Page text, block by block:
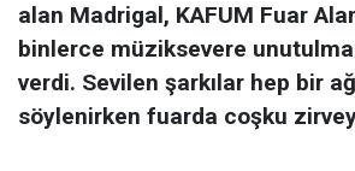
alan Madrigal, KAFUM Fuar
binlerce müziksevere
verdi. Sevilen şarkılar hep bir
söylenirken fuarda coşku